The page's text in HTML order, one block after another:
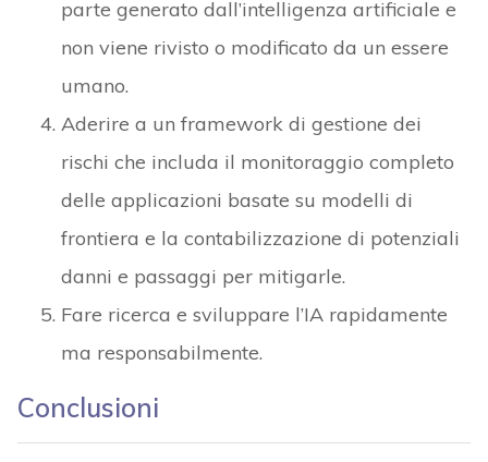
parte generato dall’intelligenza artificiale e
non viene rivisto o modificato da un essere
umano.
Aderire a un framework di gestione dei
rischi che includa il monitoraggio completo
delle applicazioni basate su modelli di
frontiera e la contabilizzazione di potenziali
danni e passaggi per mitigarle.
Fare ricerca e sviluppare l’IA rapidamente
ma responsabilmente.
Conclusioni